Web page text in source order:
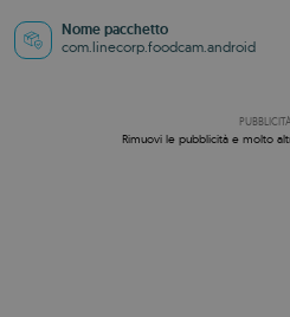
Nome pacchetto
com.linecorp.foodcam.android
PUBBLICITÀ
Rimuovi le pubblicità e molto